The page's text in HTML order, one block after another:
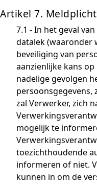
Artikel 7. Meldplicht
7.1 - In het geval
datalek (waaronder
beveiliging van
aanzienlijke kans
nadelige gevolgen
persoonsgegevens,
zal Verwerker, zich
mogelijk te
toezichthoudende
informeren of niet.
kunnen in om de